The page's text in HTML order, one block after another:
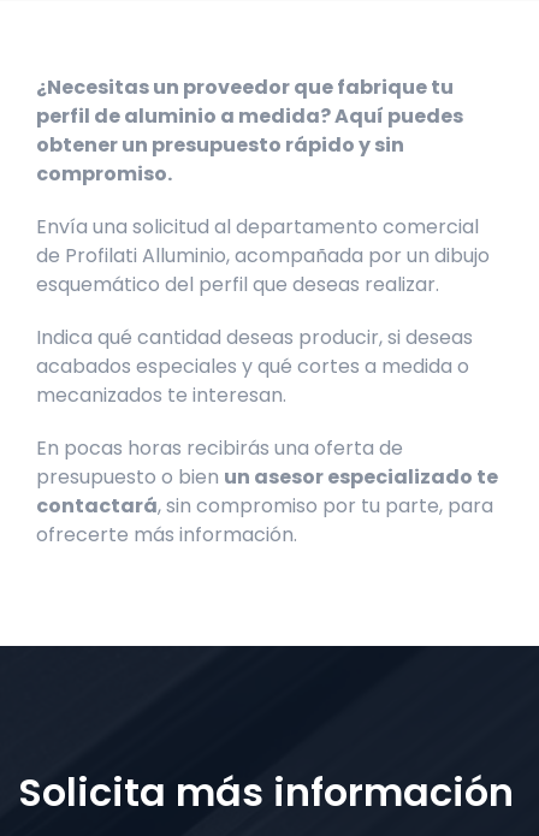
¿Necesitas un proveedor que fabrique tu
perfil de aluminio a medida? Aquí puedes
obtener un presupuesto rápido y sin
compromiso.
Envía una solicitud al departamento comercial
de Profilati Alluminio, acompañada por un dibujo
esquemático del perfil que deseas realizar.
Indica qué cantidad deseas producir, si deseas
acabados especiales y qué cortes a medida o
mecanizados te interesan.
En pocas horas recibirás una oferta de
presupuesto o bien un asesor especializado te
contactará, sin compromiso por tu parte, para
ofrecerte más información.
Solicita más información